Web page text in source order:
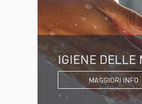
IGIENE DELLE
MAGGIORI INFO